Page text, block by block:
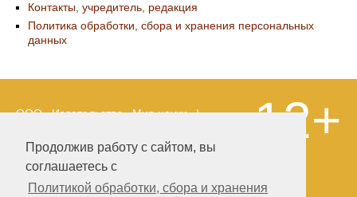
Продолжив работу с сайтом, вы
соглашаетесь с
Политикой обработки, сбора и хранения
Контакты, учредитель, редакция
Политика обработки, сбора и хранения персональных
данных
ООО «Издательство «Мир науки» \
LLC Материалы, размещенные на сайте,
охраняются Законом о защите авторских
прав. Публикация любых материалов
этого сайта запрещена без
12+